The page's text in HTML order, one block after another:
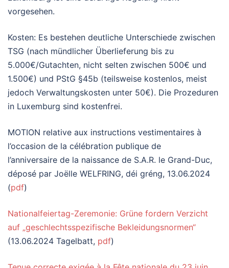
vorgesehen.
Kosten: Es bestehen deutliche Unterschiede zwischen
TSG (nach mündlicher Überlieferung bis zu
5.000€/Gutachten, nicht selten zwischen 500€ und
1.500€) und PStG §45b (teilsweise kostenlos, meist
jedoch Verwaltungskosten unter 50€). Die Prozeduren
in Luxemburg sind kostenfrei.
MOTION relative aux instructions vestimentaires à
l’occasion de la célébration publique de
l’anniversaire de la naissance de S.A.R. le Grand-Duc,
déposé par Joëlle WELFRING, déi gréng, 13.06.2024
(pdf)
Nationalfeiertag-Zeremonie: Grüne fordern Verzicht
auf „geschlechtsspezifische Bekleidungsnormen“
(13.06.2024 Tagelbatt, pdf)